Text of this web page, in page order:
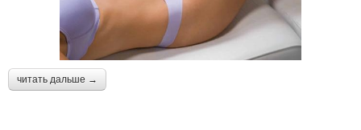
читать дальше →